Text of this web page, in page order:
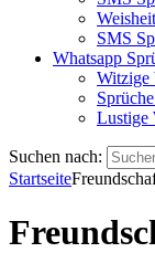
SMS
Whatsapp
Witzige
Lustige
Suchen nach:
Startseite